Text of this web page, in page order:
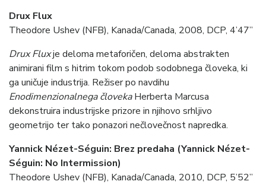
Drux Flux
Theodore Ushev (NFB), Kanada/Canada, 2008, DCP, 4’47”
Drux Fluxje deloma metaforičen, deloma abstrakten
animirani film s hitrim tokom podob sodobnega človeka, ki
ga uničuje industrija. Režiser po navdihu
Enodimenzionalnega človekaHerberta Marcusa
dekonstruira industrijske prizore in njihovo srhljivo
geometrijo ter tako ponazori nečlovečnost napredka.
Yannick Nézet-Séguin: Brez predaha (Yannick Nézet-
Séguin: No Intermission)
Theodore Ushev (NFB), Kanada/Canada, 2010, DCP, 5’52”